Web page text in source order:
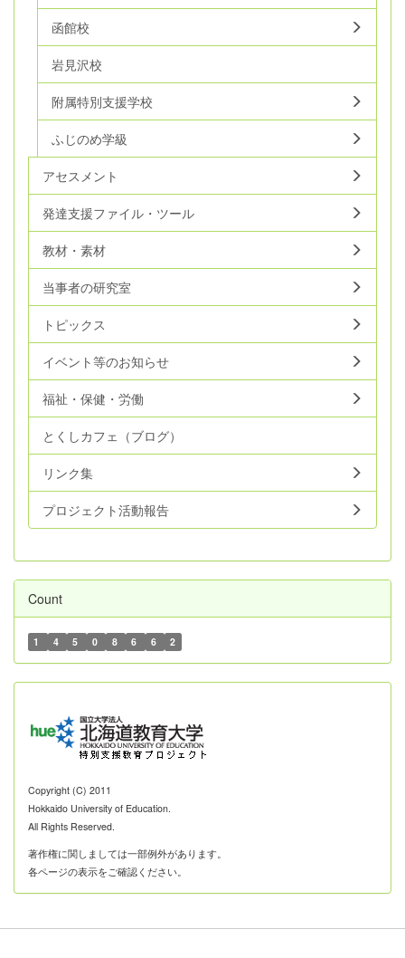
函館校
岩見沢校
附属特別支援学校
ふじのめ学級
アセスメント
発達支援ファイル・ツール
教材・素材
当事者の研究室
トピックス
イベント等のお知らせ
福祉・保健・労働
とくしカフェ（ブログ）
リンク集
プロジェクト活動報告
Count
1 4 5 0 8 6 6 2
Copyright (C) 2011
Hokkaido University of Education.
All Rights Reserved.
著作権に関しましては一部例外があります。
各ページの表示をご確認ください。